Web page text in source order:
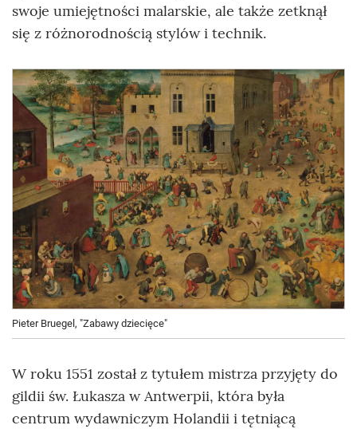
swoje umiejętności malarskie, ale także zetknął
się z różnorodnością stylów i technik.
Pieter Bruegel, "Zabawy dziecięce"
W roku 1551 został z tytułem mistrza przyjęty do
gildii św. Łukasza w Antwerpii, która była
centrum wydawniczym Holandii i tętniącą